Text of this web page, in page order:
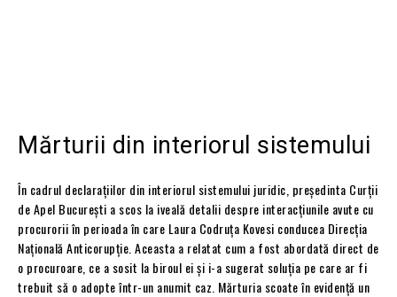
Mărturii din interiorul sistemului
În cadrul declarațiilor din interiorul sistemului juridic, președinta Curții
de Apel București a scos la iveală detalii despre interacțiunile avute cu
procurorii în perioada în care Laura Codruța Kovesi conducea Direcția
Națională Anticorupție. Aceasta a relatat cum a fost abordată direct de
o procuroare, ce a sosit la biroul ei și i-a sugerat soluția pe care ar fi
trebuit să o adopte într-un anumit caz. Mărturia scoate în evidență un